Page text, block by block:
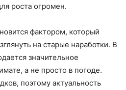
роста огромен.
фактором, который
на старые наработки. В
значительное
а не просто в погоде.
поэтому актуальность